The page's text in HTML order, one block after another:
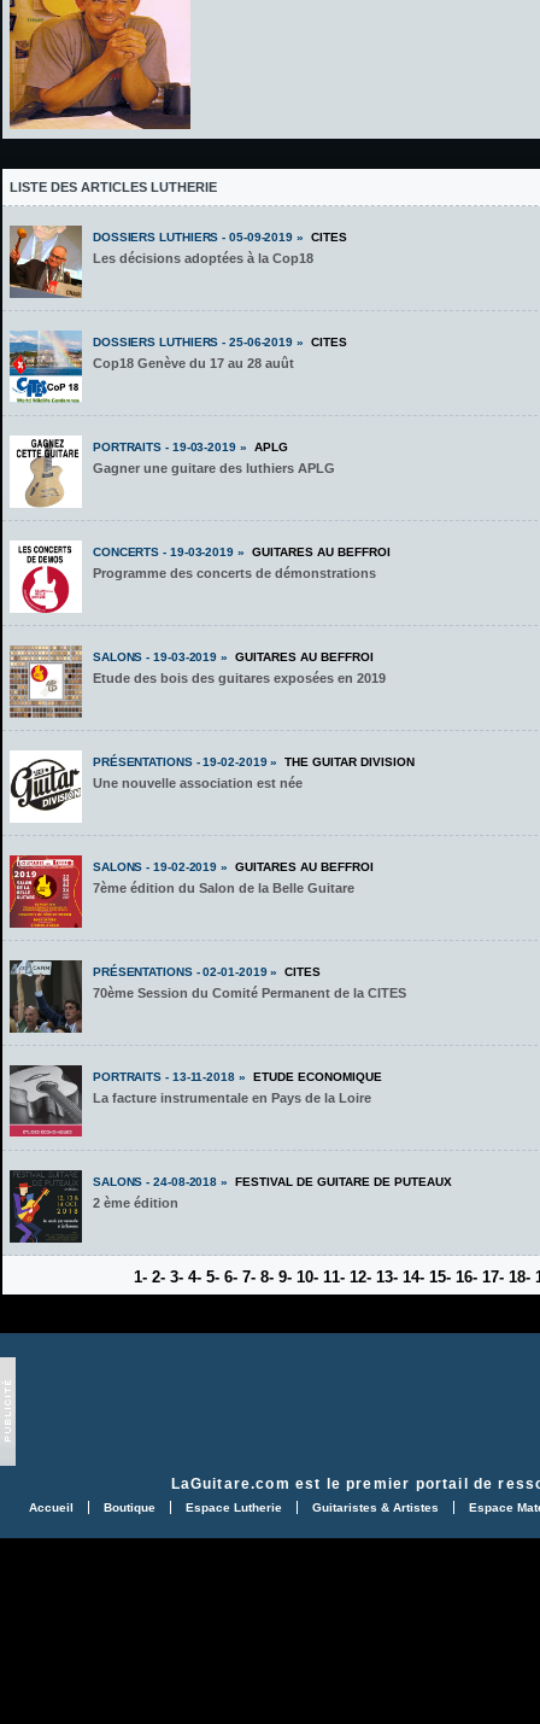
LISTE DES ARTICLES LUTHERIE
DOSSIERS LUTHIERS - 05-09-2019 » CITES
Les décisions adoptées à la Cop18
DOSSIERS LUTHIERS - 25-06-2019 » CITES
Cop18 Genève du 17 au 28 auût
PORTRAITS - 19-03-2019 » APLG
Gagner une guitare des luthiers APLG
CONCERTS - 19-03-2019 » GUITARES AU BEFFROI
Programme des concerts de démonstrations
SALONS - 19-03-2019 » GUITARES AU BEFFROI
Etude des bois des guitares exposées en 2019
PRÉSENTATIONS - 19-02-2019 » THE GUITAR DIVISION
Une nouvelle association est née
SALONS - 19-02-2019 » GUITARES AU BEFFROI
7ème édition du Salon de la Belle Guitare
PRÉSENTATIONS - 02-01-2019 » CITES
70ème Session du Comité Permanent de la CITES
PORTRAITS - 13-11-2018 » ETUDE ECONOMIQUE
La facture instrumentale en Pays de la Loire
SALONS - 24-08-2018 » FESTIVAL DE GUITARE DE PUTEAUX
2 ème édition
1- 2- 3- 4- 5- 6- 7- 8- 9- 10- 11- 12- 13- 14- 15- 16- 17- 18-
LaGuitare.com est le premier portail de
Accueil Boutique Espace Lutherie Guitaristes & Artistes Espace